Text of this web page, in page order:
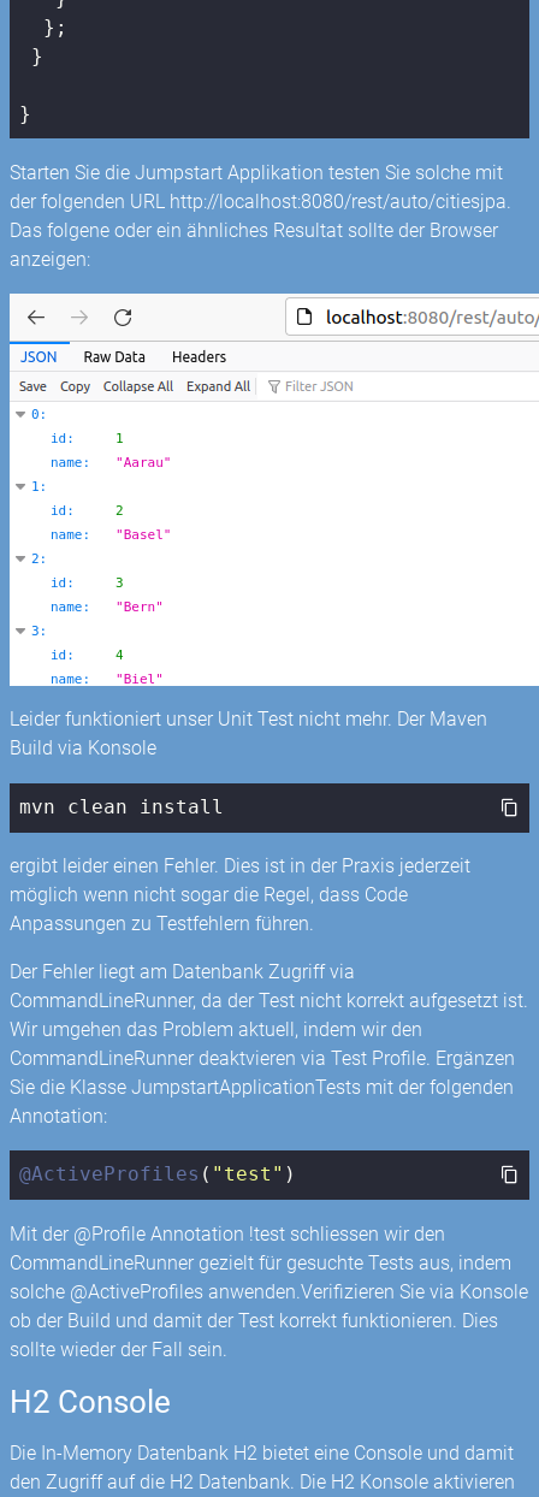
  };
}
}
Starten Sie die Jumpstart Applikation testen Sie solche mit
der folgenden URL http://localhost:8080/rest/auto/citiesjpa.
Das folgene oder ein ähnliches Resultat sollte der Browser
anzeigen:
Leider funktioniert unser Unit Test nicht mehr. Der Maven
Build via Konsole
mvn clean install
ergibt leider einen Fehler. Dies ist in der Praxis jederzeit
möglich wenn nicht sogar die Regel, dass Code
Anpassungen zu Testfehlern führen.
Der Fehler liegt am Datenbank Zugriff via
CommandLineRunner, da der Test nicht korrekt aufgesetzt ist.
Wir umgehen das Problem aktuell, indem wir den
CommandLineRunner deaktvieren via Test Profile. Ergänzen
Sie die Klasse JumpstartApplicationTests mit der folgenden
Annotation:
@ActiveProfiles ( "test" )
Mit der @Profile Annotation !test schliessen wir den
CommandLineRunner gezielt für gesuchte Tests aus, indem
solche @ActiveProfiles anwenden.Verifizieren Sie via Konsole
ob der Build und damit der Test korrekt funktionieren. Dies
sollte wieder der Fall sein.
H2 Console
Die In-Memory Datenbank H2 bietet eine Console und damit
den Zugriff auf die H2 Datenbank. Die H2 Konsole aktivieren